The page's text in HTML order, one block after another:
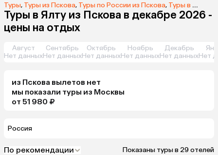
Туры, Туры из Пскова, Туры по России из Пскова, Туры в Ялту из Пскова
Туры в Ялту из Пскова в декабре 2026 -
цены на отдых
Август
Нет данных
Сентябрь
Нет данных
Октябрь
Нет данных
Ноябрь
Нет данных
Декабрь
Нет данныхНет
из Пскова вылетов нет
мы показали туры из Москвы
от 51 980 ₽
Россия
По рекомендации Показаны туры в 29 отелей